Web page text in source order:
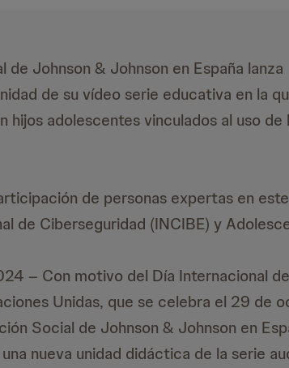
Johnson & Johnson en España lanza
de su vídeo serie educativa en la
hijos adolescentes vinculados al uso de
de personas expertas en
de Ciberseguridad (INCIBE) y
– Con motivo del Día Internacional
Unidas, que se celebra el 29 de
Social de Johnson & Johnson en
nueva unidad didáctica de la serie